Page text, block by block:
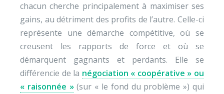
chacun cherche principalement à maximiser ses
gains, au détriment des profits de l’autre. Celle-ci
représente une démarche compétitive, où se
creusent les rapports de force et où se
démarquent gagnants et perdants. Elle se
différencie de la négociation « coopérative » ou
« raisonnée »(sur « le fond du problème ») qui